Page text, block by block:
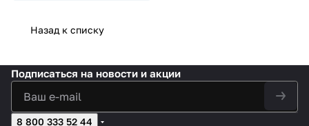
Назад к списку
Подписаться на новости и акции
8 800 333 52 44